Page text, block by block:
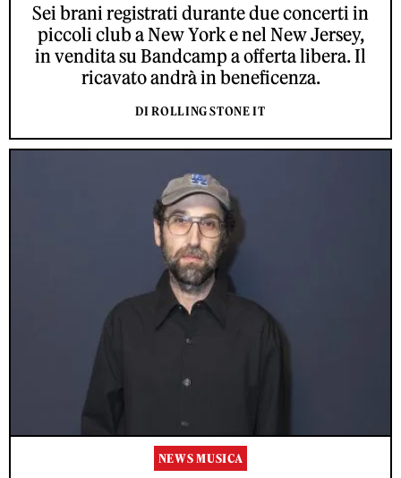
Sei brani registrati durante due concerti in
piccoli club a New York e nel New Jersey,
in vendita su Bandcamp a offerta libera. Il
ricavato andrà in beneficenza.
DI ROLLING STONE IT
NEWS MUSICA